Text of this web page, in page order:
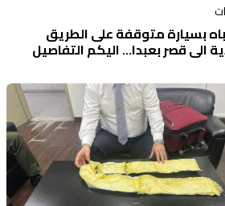
بسيارة متوقفة على الطريق
الى قصر بعبدا... اليكم التفاصيل